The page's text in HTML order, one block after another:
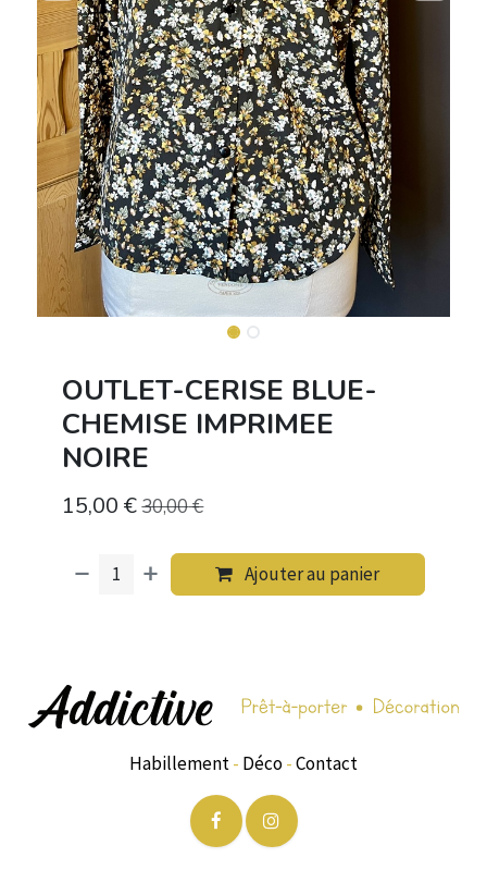
OUTLET-CERISE BLUE-
CHEMISE IMPRIMEE
NOIRE
15,00 €30,00€
Ajouter au panier
Habillement- Déco-Contact